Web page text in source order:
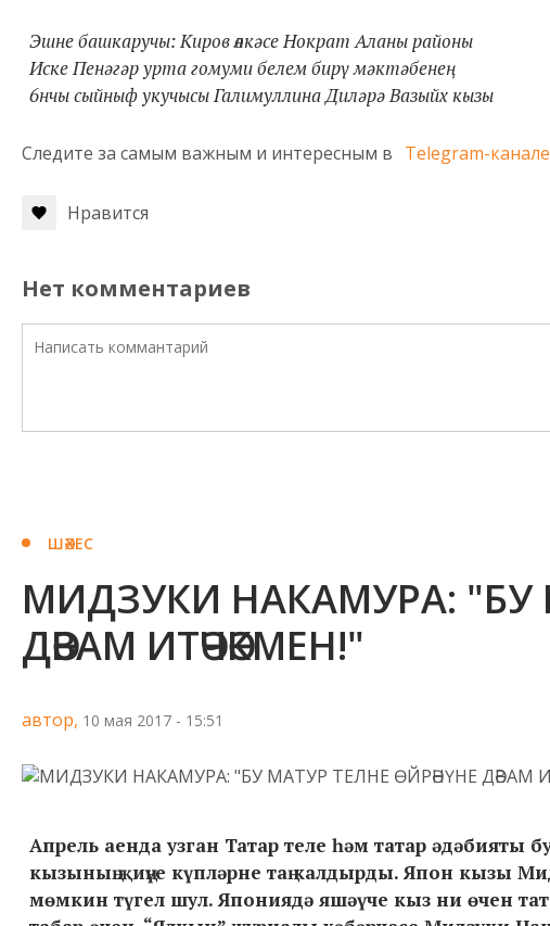
Эшне башкаручы: Киров өлкәсе Нократ Аланы районы
Иске Пенәгәр урта гомуми белем бирү мәктәбенең
6нчы сыйныф укучысы Галимуллина Диләрә Вазыйх кызы
Следите за самым важным и интересным в Telegram-канале
Нравится
Нет комментариев
ШӘХЕС
МИДЗУКИ НАКАМУРА: "БУ
ДӘВАМ ИТӘЧӘКМЕН!"
автор, 10 мая 2017 - 15:51
Апрель аенда узган Татар теле һәм татар
кызының җиңүе күпләрне таң калдырды. Япон кызы
мөмкин түгел шул. Япониядә яшәүче кыз ни өчен